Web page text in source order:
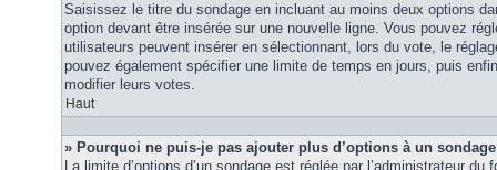
Saisissez le titre du sondage en incluant au moins deux options
option devant être insérée sur une nouvelle ligne. Vous pouvez
utilisateurs peuvent insérer en sélectionnant, lors du vote, le
pouvez également spécifier une limite de temps en jours, puis
modifier leurs votes.
Haut
» Pourquoi ne puis-je pas ajouter plus d’options à un
La limite d’options d’un sondage est réglée par l’administrateur